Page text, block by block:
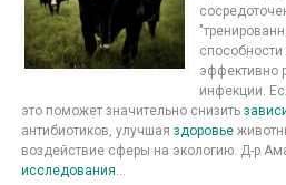
эффективно
инфекции.
это поможет значительно снизить
антибиотиков, улучшая здоровье
воздействие сферы на экологию. Д-р
исследования